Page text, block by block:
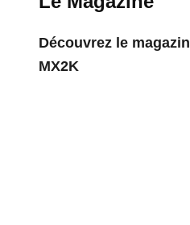
Découvrez le
MX2K